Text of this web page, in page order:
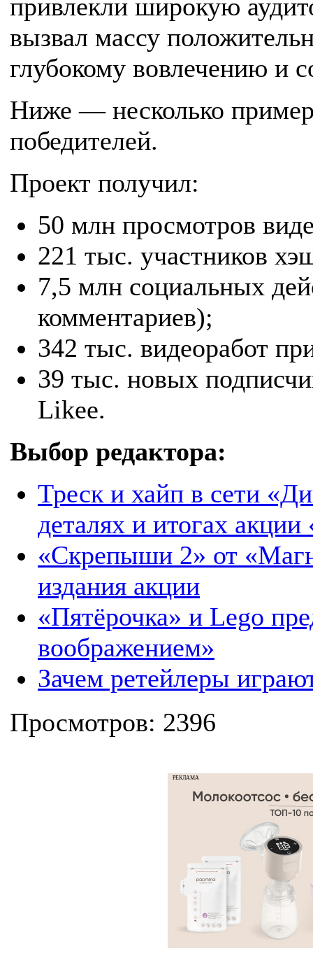
привлекли широкую
вызвал массу
глубокому вовлечению и
Ниже — несколько
победителей.
Проект получил:
50 млн просмотров
221 тыс. участников
7,5 млн социальных
комментариев);
342 тыс. видеоработ
39 тыс. новых
Likee.
Выбор редактора:
Треск и хайп в сети
деталях и итогах
«Скрепыши 2» от
издания акции
«Пятёрочка» и Lego
воображением»
Зачем ретейлеры
Просмотров: 2396
РЕКЛАМА